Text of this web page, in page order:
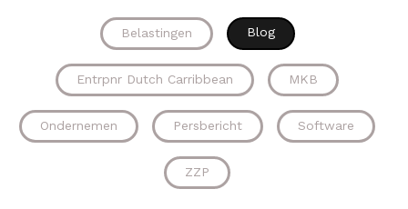
Belastingen Blog
Entrpnr Dutch Carribbean MKB
Ondernemen Persbericht Software
ZZP